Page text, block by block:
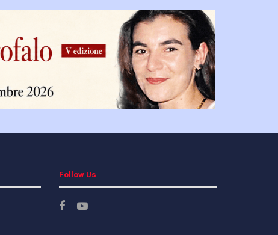
Follow Us